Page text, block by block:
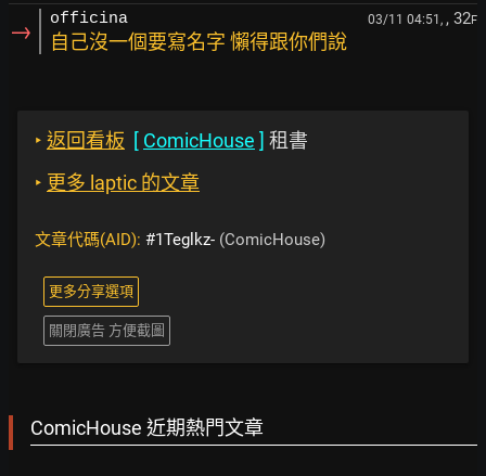
→ officina 03/11 04:51, , 32F
自己沒一個要寫名字 懶得跟你們說
‣ 返回看板 [ ComicHouse ] 租書
‣ 更多 laptic 的文章
文章代碼(AID): #1Teglkz- (ComicHouse)
更多分享選項
關閉廣告 方便截圖
ComicHouse 近期熱門文章